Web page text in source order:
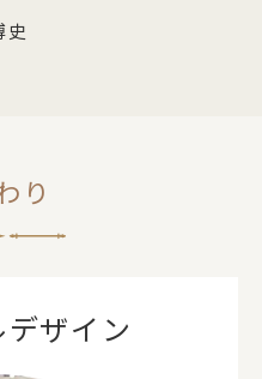
り
ザイン